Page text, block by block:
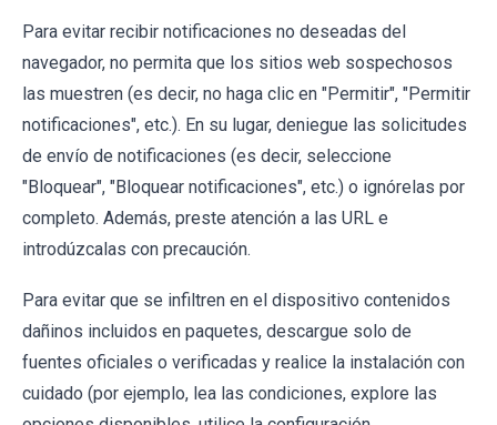
Para evitar recibir notificaciones no deseadas del
navegador, no permita que los sitios web sospechosos
las muestren (es decir, no haga clic en "Permitir", "Permitir
notificaciones", etc.). En su lugar, deniegue las solicitudes
de envío de notificaciones (es decir, seleccione
"Bloquear", "Bloquear notificaciones", etc.) o ignórelas por
completo. Además, preste atención a las URL e
introdúzcalas con precaución.
Para evitar que se infiltren en el dispositivo contenidos
dañinos incluidos en paquetes, descargue solo de
fuentes oficiales o verificadas y realice la instalación con
cuidado (por ejemplo, lea las condiciones, explore las